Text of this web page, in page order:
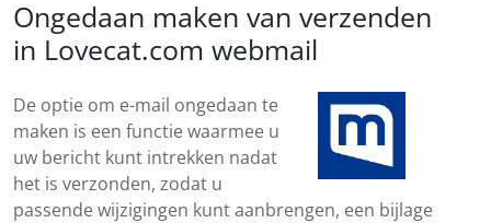
Ongedaan maken van verzenden
in Lovecat.com webmail
De optie om e-mail ongedaan te
maken is een functie waarmee u
uw bericht kunt intrekken nadat
het is verzonden, zodat u
passende wijzigingen kunt aanbrengen, een bijlage